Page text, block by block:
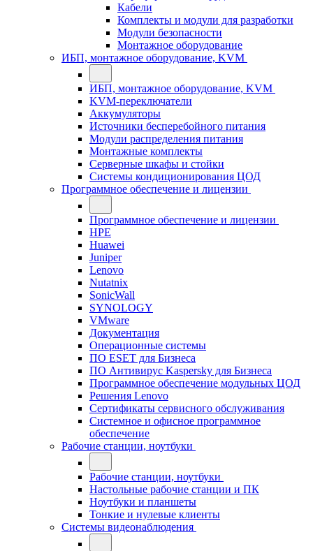
Кабели
Комплекты и модули для разработки
Модули безопасности
Монтажное оборудование
ИБП, монтажное оборудование, KVM
ИБП, монтажное оборудование, KVM
KVM-переключатели
Аккумуляторы
Источники бесперебойного питания
Модули распределения питания
Монтажные комплекты
Серверные шкафы и стойки
Системы кондиционирования ЦОД
Программное обеспечение и лицензии
Программное обеспечение и лицензии
HPE
Huawei
Juniper
Lenovo
Nutatnix
SonicWall
SYNOLOGY
VMware
Документация
Операционные системы
ПО ESET для Бизнеса
ПО Антивирус Kaspersky для Бизнеса
Программное обеспечение модульных ЦОД
Решения Lenovo
Сертификаты сервисного обслуживания
Системное и офисное программное
обеспечение
Рабочие станции, ноутбуки
Рабочие станции, ноутбуки
Настольные рабочие станции и ПК
Ноутбуки и планшеты
Тонкие и нулевые клиенты
Системы видеонаблюдения